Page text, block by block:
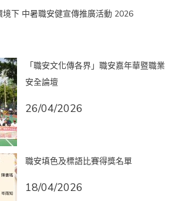
下 中暑職安健宣傳推廣活動 2026
「職安文化傳各界」職安嘉年華暨職業
安全論壇
26/04/2026
職安填色及標語比賽得獎名單
18/04/2026